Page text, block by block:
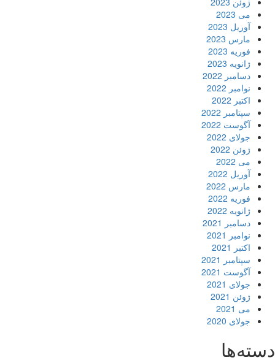
می 2023
آوریل 2023
مارس 2023
فوریه 2023
ژانویه 2023
دسامبر 2022
نوامبر 2022
اکتبر 2022
سپتامبر 2022
آگوست 2022
جولای 2022
ژوئن 2022
می 2022
آوریل 2022
مارس 2022
فوریه 2022
ژانویه 2022
دسامبر 2021
نوامبر 2021
اکتبر 2021
سپتامبر 2021
آگوست 2021
جولای 2021
ژوئن 2021
می 2021
جولای 2020
دسته‌ها